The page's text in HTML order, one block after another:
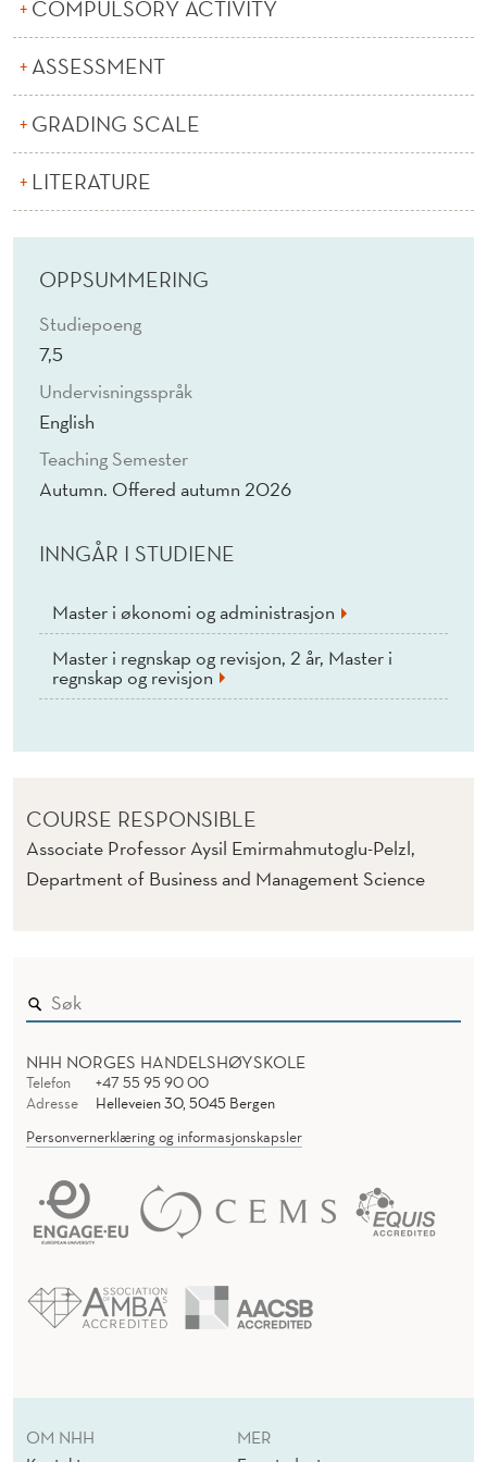
A
C
E
COMPULSORY ACTIVITY
ASSESSMENT
GRADING SCALE
LITERATURE
OPPSUMMERING
Studiepoeng
7,5
Undervisningsspråk
English
Teaching Semester
Autumn. Offered autumn 2026
INNGÅR I STUDIENE
Master i økonomi og administrasjon
Master i regnskap og revisjon, 2 år, Master i
regnskap og revisjon
COURSE RESPONSIBLE
Associate Professor Aysil Emirmahmutoglu-Pelzl,
Department of Business and Management Science
NHH NORGES HANDELSHØYSKOLE
Telefon
+47 55 95 90 00
Adresse
Helleveien 30, 5045 Bergen
Personvernerklæring og informasjonskapsler
OM NHH
MER